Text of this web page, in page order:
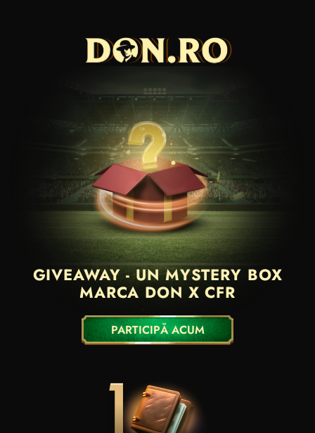
GIVEAWAY - UN MYSTERY BOX
MARCA DON X CFR
PARTICIPĂ ACUM